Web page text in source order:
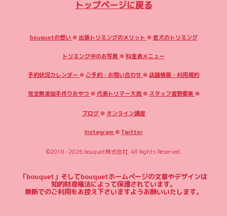
トップページに戻る
bouquetの想い ❁ 出張トリミングのメリット ❁老犬のトリミング
トリミング中のお写真 ❁料金表メニュー
予約状況カレンダー ❁ ご予約・お問い合わせ ❁ 店舗情報・利用規約
完全無添加手作りおやつ ❁代表トリマー大西❁ スタッフ菅野愛美 ❁
ブログ❁ オンライン講座
Instagram ❁Twitter
©2018 -2026 bouquet株式会社. All Rights Reserved.
「bouquet」そしてbouquetホームページの文章やデザインは
知的財産権法によって保護されています。
無断でのご利用をお控え下さいますようお願いいたします。